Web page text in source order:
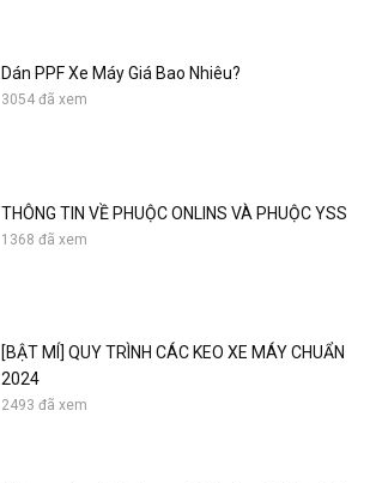
Dán PPF Xe Máy Giá Bao Nhiêu?
3054 đã xem
THÔNG TIN VỀ PHUỘC ONLINS VÀ PHUỘC YSS
1368 đã xem
[BẬT MÍ] QUY TRÌNH CÁC KEO XE MÁY CHUẨN
2024
2493 đã xem